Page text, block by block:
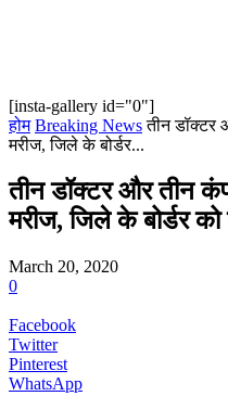
[insta-gallery id="0"]
होम Breaking News तीन डॉक्टर
मरीज, जिले के बोर्डर...
तीन डॉक्टर और तीन
मरीज, जिले के बोर्डर को
March 20, 2020
0
Facebook
Twitter
Pinterest
WhatsApp